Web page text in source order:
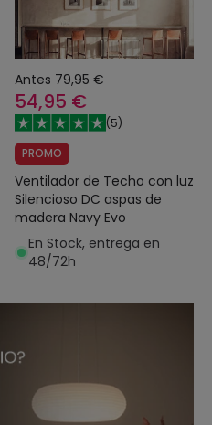
Antes 79,95 €
54,95 €
(5)
PROMO
Ventilador de Techo con luz
Silencioso DC aspas de
madera Navy Evo
En Stock, entrega en
48/72h